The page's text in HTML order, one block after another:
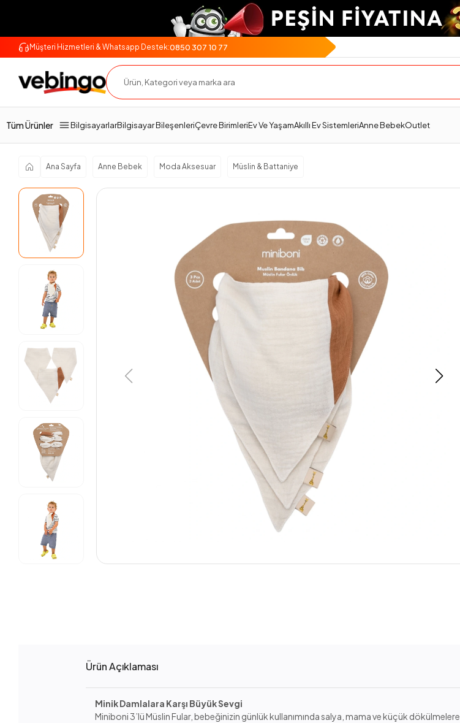
Müşteri Hizmetleri & Whatsapp Destek:0850 307 10 77
Tüm Ürünler BilgisayarlarBilgisayar BileşenleriÇevre BirimleriEv Ve YaşamAkıllı Ev SistemleriAnne BebekOutlet
Ana Sayfa Anne Bebek Moda Aksesuar Müslin & Battaniye
Ürün Açıklaması Teknik Özellikler Teslimat Ve İade Ödeme Seçenekleri
Ürün Açıklaması
Minik Damlalara Karşı Büyük Sevgi
Miniboni 3’lü Müslin Fular, bebeğinizin günlük kullanımında salya, mama ve küçük